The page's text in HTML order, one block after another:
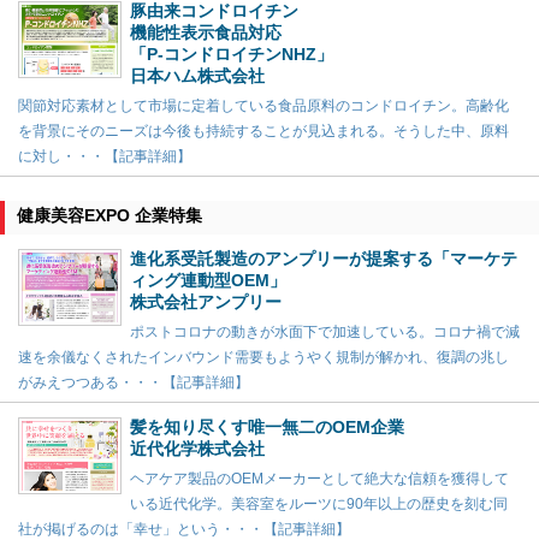
豚由来コンドロイチン
機能性表示食品対応
「P-コンドロイチンNHZ」
日本ハム株式会社
関節対応素材として市場に定着している食品原料のコンドロイチン。高齢化
を背景にそのニーズは今後も持続することが見込まれる。そうした中、原料
に対し・・・【記事詳細】
健康美容EXPO 企業特集
進化系受託製造のアンプリーが提案する「マーケテ
ィング連動型OEM」
株式会社アンプリー
ポストコロナの動きが水面下で加速している。コロナ禍で減
速を余儀なくされたインバウンド需要もようやく規制が解かれ、復調の兆し
がみえつつある・・・【記事詳細】
髪を知り尽くす唯一無二のOEM企業
近代化学株式会社
ヘアケア製品のOEMメーカーとして絶大な信頼を獲得して
いる近代化学。美容室をルーツに90年以上の歴史を刻む同
社が掲げるのは「幸せ」という・・・【記事詳細】